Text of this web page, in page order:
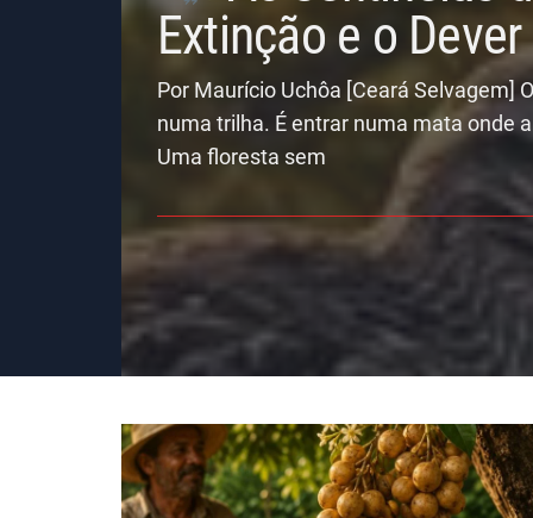
Extinção e o
Por Maurício Uchôa [Ceará Selvagem]
numa trilha. É entrar numa mata onde
Uma floresta sem